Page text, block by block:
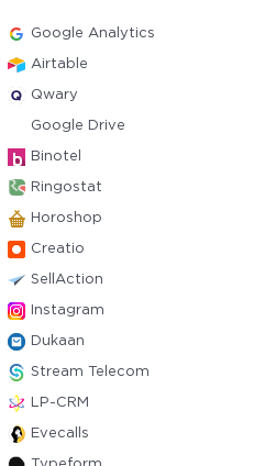
Google Analytics
Airtable
Qwary
Google Drive
Binotel
Ringostat
Horoshop
Creatio
SellAction
Instagram
Dukaan
Stream Telecom
LP-CRM
Evecalls